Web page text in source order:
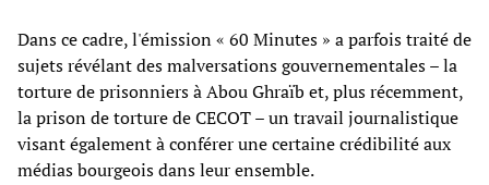
Dans ce cadre, l'émission « 60 Minutes » a parfois traité de
sujets révélant des malversations gouvernementales – la
torture de prisonniers à Abou Ghraïb et, plus récemment,
la prison de torture de CECOT – un travail journalistique
visant également à conférer une certaine crédibilité aux
médias bourgeois dans leur ensemble.